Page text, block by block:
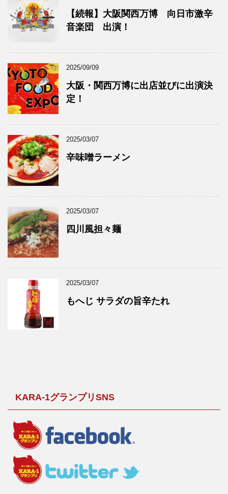
【続報】大阪関西万博 向日市激辛
音楽団 出演！
2025/09/09
大阪・関西万博に出店並びに出演決
定！
2025/03/07
辛味噌ラーメン
2025/03/07
四川風担々麺
2025/03/07
もへじ サラダの旨辛たれ
KARA-1グランプリSNS